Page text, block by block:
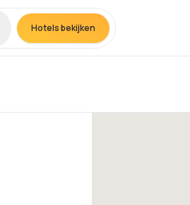
Hotels bekijken